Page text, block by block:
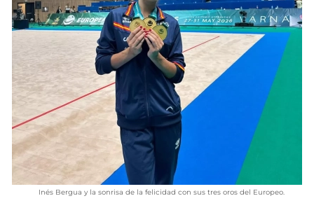
FARMACIAS
HORÓSCOPO
ESQUELAS
CLUB DEL AMIGO MILITANTE
INICIAR SESIÓN
Inés Bergua y la sonrisa de la felicidad con sus tres oros del Europeo.